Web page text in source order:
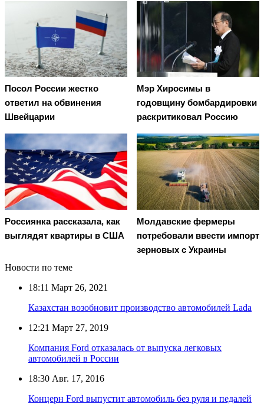
Посол России жестко
ответил на обвинения
Швейцарии
Мэр Хиросимы в
годовщину бомбардировки
раскритиковал Россию
Россиянка рассказала, как
выглядят квартиры в США
Молдавские фермеры
потребовали ввести импорт
зерновых с Украины
Новости по теме
18:11 Март 26, 2021
Казахстан возобновит производство автомобилей Lada
12:21 Март 27, 2019
Компания Ford отказалась от выпуска легковых
автомобилей в России
18:30 Авг. 17, 2016
Концерн Ford выпустит автомобиль без руля и педалей